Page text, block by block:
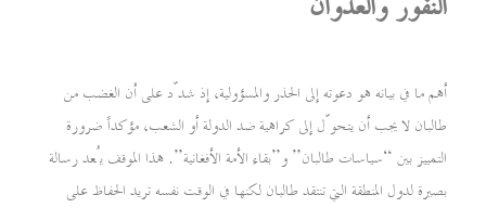
أهم ما في بيانه هو دعوته إلى الحذر والمسؤولية، إذ شدّد على أن الغضب من
طالبان لا يجب أن يتحوّل إلى كراهية ضد الدولة أو الشعب، مؤكداً ضرورة
التمييز بين “سياسات طالبان” و”بقاء الأمة الأفغانية”. هذا الموقف يُعد رسالة
بصيرة لدول المنطقة التي تنتقد طالبان لكنها في الوقت نفسه تريد الحفاظ على